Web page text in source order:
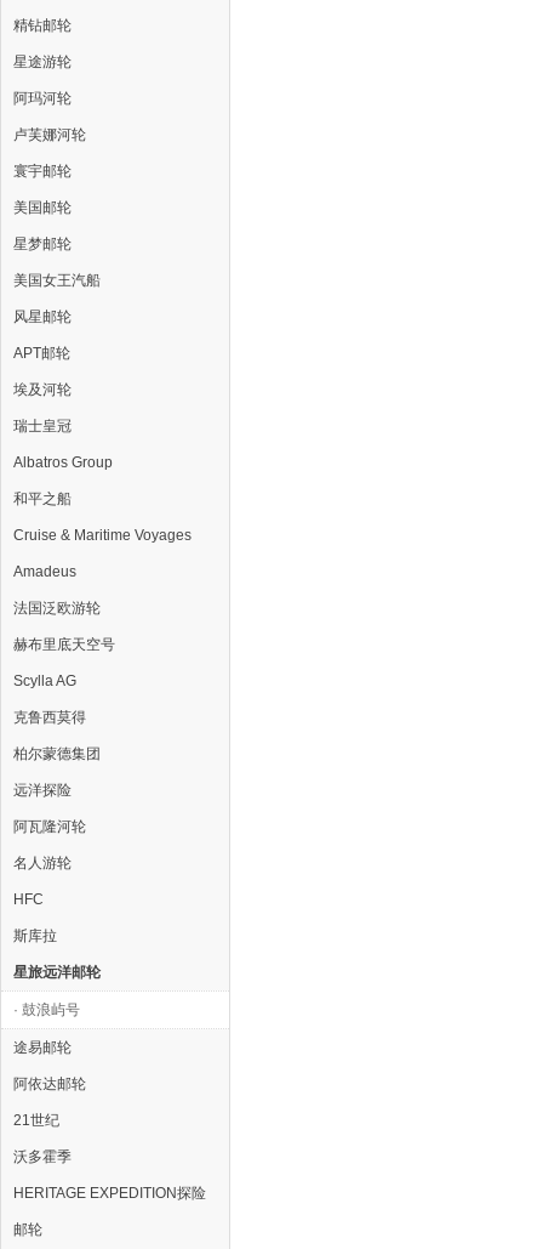
精钻邮轮
星途游轮
阿玛河轮
卢芙娜河轮
寰宇邮轮
美国邮轮
星梦邮轮
美国女王汽船
风星邮轮
APT邮轮
埃及河轮
瑞士皇冠
Albatros Group
和平之船
Cruise & Maritime Voyages
Amadeus
法国泛欧游轮
赫布里底天空号
Scylla AG
克鲁西莫得
柏尔蒙德集团
远洋探险
阿瓦隆河轮
名人游轮
HFC
斯库拉
星旅远洋邮轮
· 鼓浪屿号
途易邮轮
阿依达邮轮
21世纪
沃多霍季
HERITAGE EXPEDITION探险
邮轮